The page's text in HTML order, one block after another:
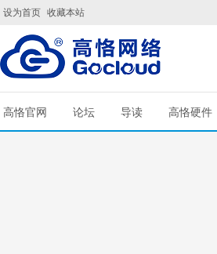
设为首页 收藏本站
高恪官网 论坛 导读 高恪硬件